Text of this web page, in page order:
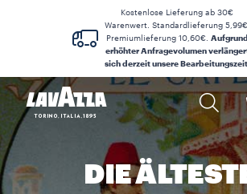
Kostenlose Lieferung ab 30€
Warenwert. Standardlieferung
Premiumlieferung 10,60€. Aufgrund
erhöhter Anfragevolumen
sich derzeit unsere Bearbeitungszeit
DIE